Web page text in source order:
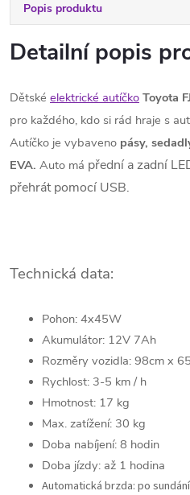
Popis produktu
Detailní popis
Dětské elektrické autíčko Toyota
pro každého, kdo si rád hraje s
Autíčko je vybaveno pásy,
EVA. Auto má přední a zadní
přehrát pomocí USB.
Technická data:
Pohon: 4x45W
Akumulátor: 12V 7Ah
Rozměry vozidla: 98cm x
Rychlost: 3-5 km / h
Hmotnost: 17 kg
Max. zatížení: 30 kg
Doba nabíjení: 8 hodin
Doba jízdy: až 1 hodina
Automatická brzda:po